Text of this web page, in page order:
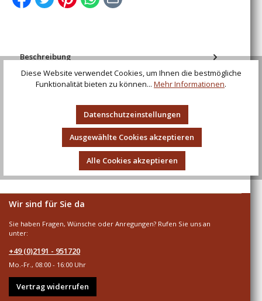
Beschreibung
Gold Lion Wakizashi Außer in der Größe ist das Gold
Lion Wakizashi in jeder Hinsicht (Materialien, Form und
Wir sind für Sie da
Sie haben Fragen, Wünsche oder Anregungen? Rufen Sie uns an
unter:
+49 (0)2191 - 951720
Mo.-Fr., 08:00 - 16:00 Uhr
Vertrag widerrufen
Diese Website verwendet Cookies, um Ihnen die bestmögliche
Funktionalität bieten zu können... Mehr Informationen.
Datenschutzeinstellungen
Ausgewählte Cookies akzeptieren
Alle Cookies akzeptieren